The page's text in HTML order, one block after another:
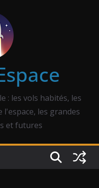
: les vols habités, les
les grandes
et futures